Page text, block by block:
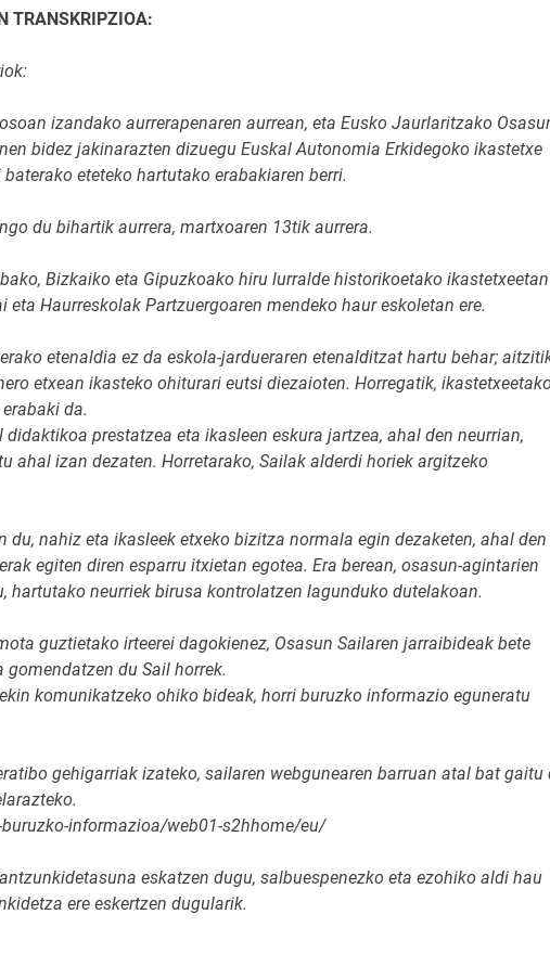
TRANSKRIPZIOA:
izandako aurrerapenaren aurrean, eta Eusko Jaurlaritzako
bidez jakinarazten dizuegu Euskal Autonomia Erkidegoko ikastetxe
eteteko hartutako erabakiaren berri.
du bihartik aurrera, martxoaren 13tik aurrera.
Bizkaiko eta Gipuzkoako hiru lurralde historikoetako ikastetxeetan
Haurreskolak Partzuergoaren mendeko haur eskoletan ere.
etenaldia ez da eskola-jardueraren etenalditzat hartu behar;
etxean ikasteko ohiturari eutsi diezaioten. Horregatik, ikastetxeetako
da.
prestatzea eta ikasleen eskura jartzea, ahal den neurrian,
ahal izan dezaten. Horretarako, Sailak alderdi horiek argitzeko
du, nahiz eta ikasleek etxeko bizitza normala egin dezaketen, ahal den
egiten diren esparru itxietan egotea. Era berean, osasun-agintarien
hartutako neurriek birusa kontrolatzen lagunduko dutelakoan.
guztietako irteerei dagokienez, Osasun Sailaren jarraibideak bete
du Sail horrek.
komunikatzeko ohiko bideak, horri buruzko informazio eguneratu
gehigarriak izateko, sailaren webgunearen barruan atal bat gaitu
informazioa/web01-s2hhome/eu/
eskatzen dugu, salbuespenezko eta ezohiko aldi hau
ere eskertzen dugularik.